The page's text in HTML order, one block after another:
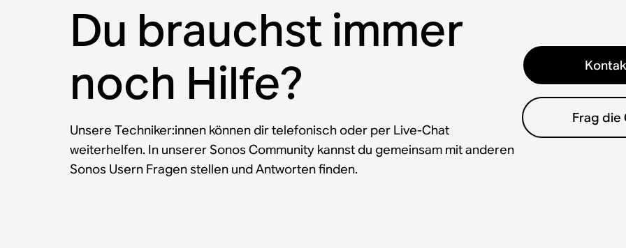
Du brauchst immer
noch Hilfe?
Unsere Techniker:innen können dir telefonisch oder per Live-Chat
weiterhelfen. In unserer Sonos Community kannst du gemeinsam mit anderen
Sonos Usern Fragen stellen und Antworten finden.
Frag die